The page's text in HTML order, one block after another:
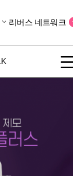
리버스 네트워크